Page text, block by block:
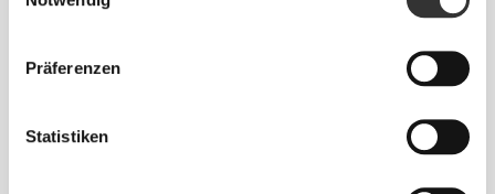
Präferenzen
Statistiken